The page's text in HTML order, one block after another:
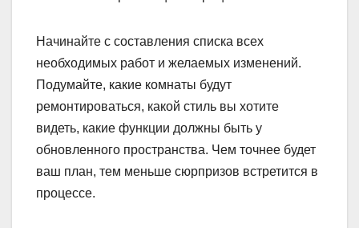
Начинайте с составления списка всех
необходимых работ и желаемых изменений.
Подумайте, какие комнаты будут
ремонтироваться, какой стиль вы хотите
видеть, какие функции должны быть у
обновленного пространства. Чем точнее будет
ваш план, тем меньше сюрпризов встретится в
процессе.